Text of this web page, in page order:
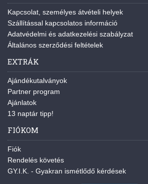
Kapcsolat, személyes átvételi helyek
Szállítással kapcsolatos információ
Adatvédelmi és adatkezelési szabályzat
Általános szerződési feltételek
EXTRÁK
Ajándékutalványok
Partner program
Ajánlatok
13 naptár tipp!
FIÓKOM
Fiók
Rendelés követés
GY.I.K. - Gyakran ismétlődő kérdések